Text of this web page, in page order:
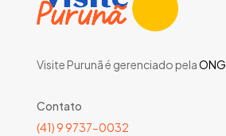
Visite Purunã é gerenciado pelaONG
Contato
(41) 9 9737-0032